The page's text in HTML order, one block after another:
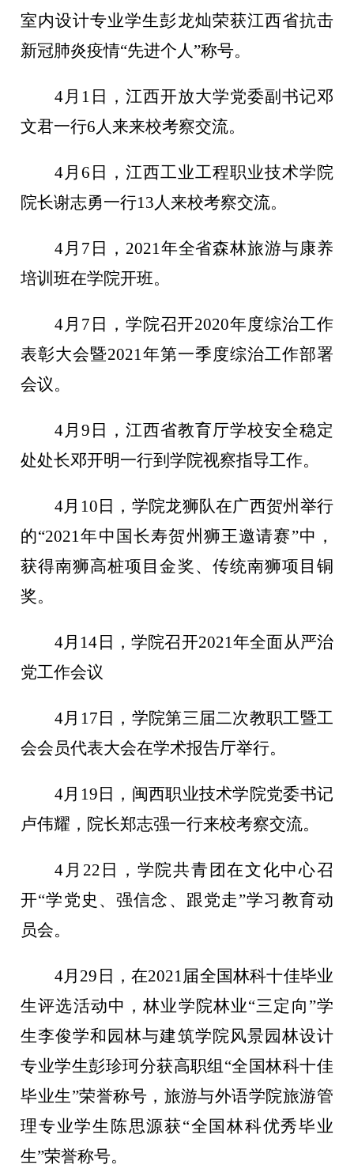
室内设计专业学生彭龙灿荣获江西省抗击
新冠肺炎疫情“先进个人”称号。
4月1日，江西开放大学党委副书记邓
文君一行6人来来校考察交流。
4月6日，江西工业工程职业技术学院
院长谢志勇一行13人来校考察交流。
4月7日，2021年全省森林旅游与康养
培训班在学院开班。
4月7日，学院召开2020年度综治工作
表彰大会暨2021年第一季度综治工作部署
会议。
4月9日，江西省教育厅学校安全稳定
处处长邓开明一行到学院视察指导工作。
4月10日，学院龙狮队在广西贺州举行
的“2021年中国长寿贺州狮王邀请赛”中，
获得南狮高桩项目金奖、传统南狮项目铜
奖。
4月14日，学院召开2021年全面从严治
党工作会议
4月17日，学院第三届二次教职工暨工
会会员代表大会在学术报告厅举行。
4月19日，闽西职业技术学院党委书记
卢伟耀，院长郑志强一行来校考察交流。
4月22日，学院共青团在文化中心召
开“学党史、强信念、跟党走”学习教育动
员会。
4月29日，在2021届全国林科十佳毕业
生评选活动中，林业学院林业“三定向”学
生李俊学和园林与建筑学院风景园林设计
专业学生彭珍珂分获高职组“全国林科十佳
毕业生”荣誉称号，旅游与外语学院旅游管
理专业学生陈思源获“全国林科优秀毕业
生”荣誉称号。